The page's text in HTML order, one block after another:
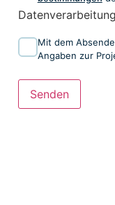
Datenverarbeitung
Mit dem
Angaben zur
Senden